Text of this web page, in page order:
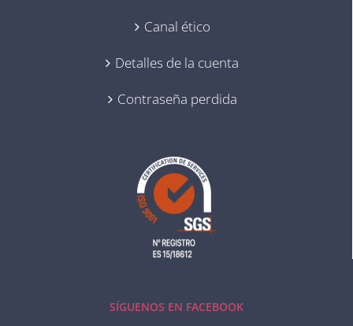
Canal ético
Detalles de la cuenta
Contraseña perdida
SÍGUENOS EN FACEBOOK